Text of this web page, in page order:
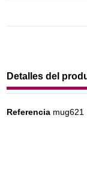
Detalles del
Referencia mug621